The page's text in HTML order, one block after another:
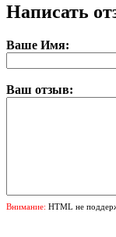
Написать
Ваше Имя:
Ваш отзыв:
Внимание: HTML не